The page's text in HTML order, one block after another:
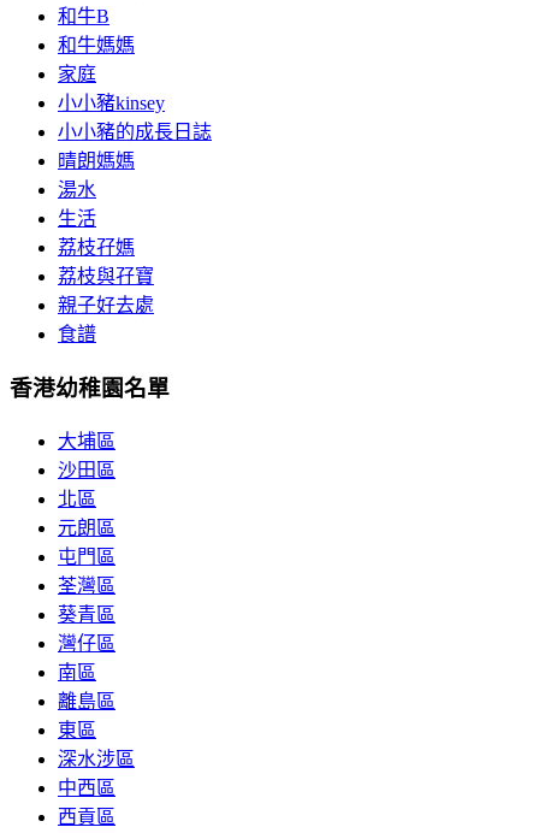
和牛B
和牛媽媽
家庭
小小豬kinsey
小小豬的成長日誌
晴朗媽媽
湯水
生活
荔枝孖媽
荔枝與孖寶
親子好去處
食譜
香港幼稚園名單
大埔區
沙田區
北區
元朗區
屯門區
荃灣區
葵青區
灣仔區
南區
離島區
東區
深水涉區
中西區
西貢區